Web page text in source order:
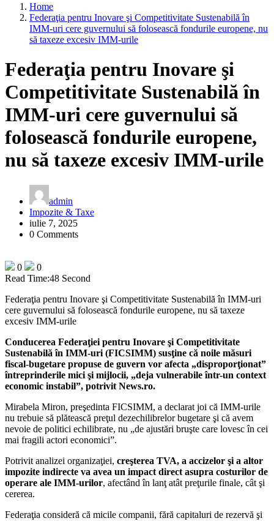
Home
Federaţia pentru Inovare şi Competitivitate Sustenabilă în
IMM-uri cere guvernului să folosească fondurile europene, nu
să taxeze excesiv IMM-urile
Federaţia pentru Inovare şi
Competitivitate Sustenabilă în
IMM-uri cere guvernului să
folosească fondurile europene,
nu să taxeze excesiv IMM-urile
admin
Impozite & Taxe
iulie 7, 2025
0 Comments
0
0
Read Time:48 Second
Federaţia pentru Inovare şi Competitivitate Sustenabilă în IMM-uri
cere guvernului să folosească fondurile europene, nu să taxeze
excesiv IMM-urile
Conducerea Federaţiei pentru Inovare şi Competitivitate
Sustenabilă în IMM-uri (FICSIMM) susţine că noile măsuri
fiscal-bugetare propuse de guvern vor afecta „disproporţionat”
întreprinderile mici şi mijlocii, „deja vulnerabile într-un context
economic instabil”, potrivit News.ro.
Mirabela Miron, preşedinta FICSIMM, a declarat joi că IMM-urile
nu trebuie să plătească preţul dezechilibrelor bugetare şi că avem
nevoie de politici echilibrate, nu „de ajustări bruşte care lovesc în cei
mai fragili actori economici”.
Potrivit analizei organizaţiei, creşterea TVA, a accizelor şi a altor
impozite indirecte va avea un impact direct asupra costurilor de
operare ale IMM-urilor, afectând în lanţ atât preţurile finale, cât şi
cererea.
Federaţia consideră că micile companii, fără capitaluri de rezervă şi